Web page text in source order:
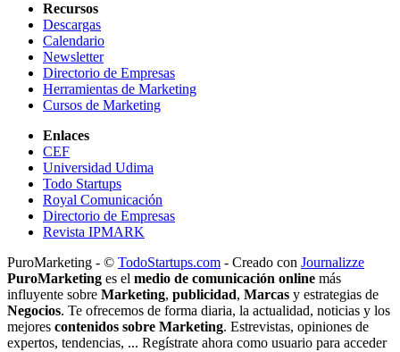
Recursos
Descargas
Calendario
Newsletter
Directorio de Empresas
Herramientas de Marketing
Cursos de Marketing
Enlaces
CEF
Universidad Udima
Todo Startups
Royal Comunicación
Directorio de Empresas
Revista IPMARK
PuroMarketing - © TodoStartups.com - Creado con Journalizze
PuroMarketing es el medio de comunicación online más
influyente sobre Marketing, publicidad, Marcas y estrategias de
Negocios. Te ofrecemos de forma diaria, la actualidad, noticias y los
mejores contenidos sobre Marketing. Estrevistas, opiniones de
expertos, tendencias, ... Regístrate ahora como usuario para acceder